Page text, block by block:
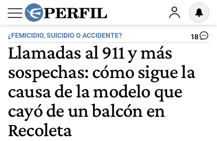
¿FEMICIDIO, SUICIDIO O ACCIDENTE? 18
Llamadas al 911 y más
sospechas: cómo sigue la
causa de la modelo que
cayó de un balcón en
Recoleta